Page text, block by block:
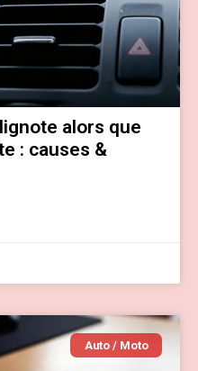
alors que
: causes &
Auto / Moto